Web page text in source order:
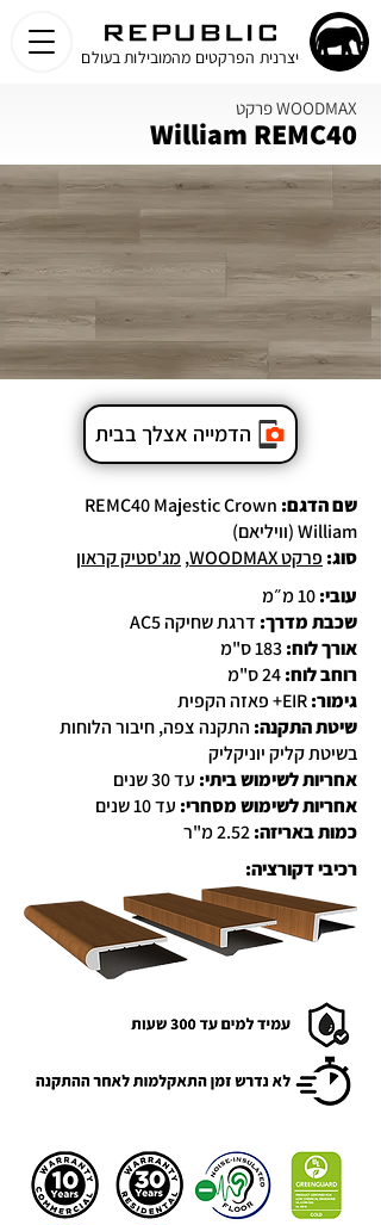
יצרנית הפרקטים מהמובילות בעולם
William REMC40
פרקט WOODMAX
הדמייה אצלך בבית
שם הדגם: REMC40 Majestic Crown
William (וויליאם)
סוג: פרקט WOODMAX ,מג'סטיק קראון
עובי:
שכבת מדרך: דרגת שחיקה AC5
אורך לוח:
רוחב לוח:
גימור:
שיטת התקנה: התקנה צפה, חיבור הלוחות
בשיטת קליק יוניקליק
אחריות לשימוש ביתי: עד 30 שנים
אחריות לשימוש מסחרי: עד 10 שנים
כמות באריזה:
רכיבי דקורציה: